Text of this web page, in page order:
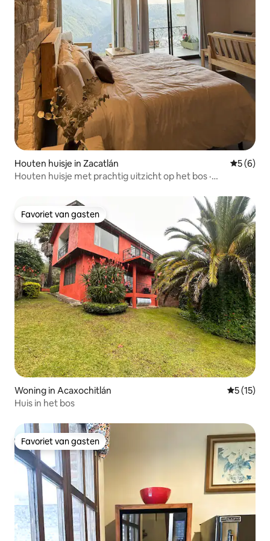
Houten huisje in Zacatlán
5 (6)
Houten huisje met prachtig uitzicht op het bos ·
Favoriet van gasten
Favoriet van gasten
Woning in Acaxochitlán
5 (15)
Huis in het bos
Favoriet van gasten
Favoriet van gasten